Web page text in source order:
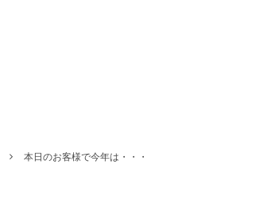
本日のお客様で今年は・・・